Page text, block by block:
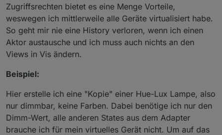
Zugriffsrechten bietet es eine Menge Vorteile,
weswegen ich mittlerweile alle Geräte virtualisiert habe.
So geht mir nie eine History verloren, wenn ich einen
Aktor austausche und ich muss auch nichts an den
Views in Vis ändern.
Beispiel:
Hier erstelle ich eine "Kopie" einer Hue-Lux Lampe, also
nur dimmbar, keine Farben. Dabei benötige ich nur den
Dimm-Wert, alle anderen States aus dem Adapter
brauche ich für mein virtuelles Gerät nicht. Um auf das